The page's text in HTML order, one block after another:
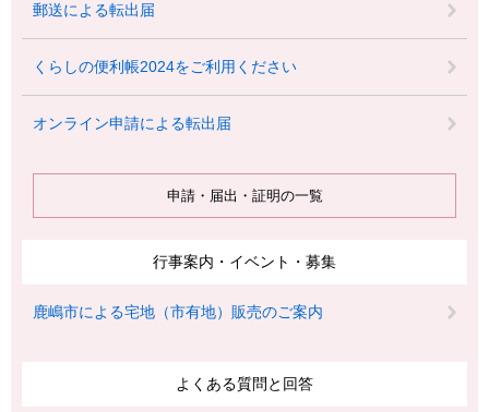
郵送による転出届
くらしの便利帳2024をご利用ください
オンライン申請による転出届
申請・届出・証明の一覧
行事案内・イベント・募集
鹿嶋市による宅地（市有地）販売のご案内
よくある質問と回答